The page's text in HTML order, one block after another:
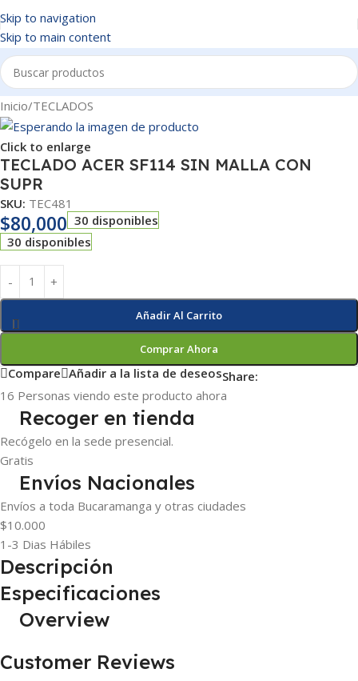
Skip to navigation
Skip to main content
Inicio/TECLADOS
Click to enlarge
TECLADO ACER SF114 SIN MALLA CON
SUPR
SKU: TEC481
$80,000 30 disponibles
30 disponibles
Añadir Al Carrito
Comprar Ahora
Compare Añadir a la lista de deseosShare:
16 Personas viendo este producto ahora
Recoger en tienda
Recógelo en la sede presencial.
Gratis
Envíos Nacionales
Envíos a toda Bucaramanga y otras ciudades
1-3 Dias Hábiles
$10.000
Descripción
Especificaciones
Overview
Customer Reviews